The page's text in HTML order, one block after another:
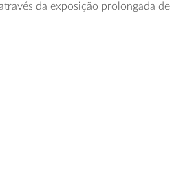
da exposição prolongada